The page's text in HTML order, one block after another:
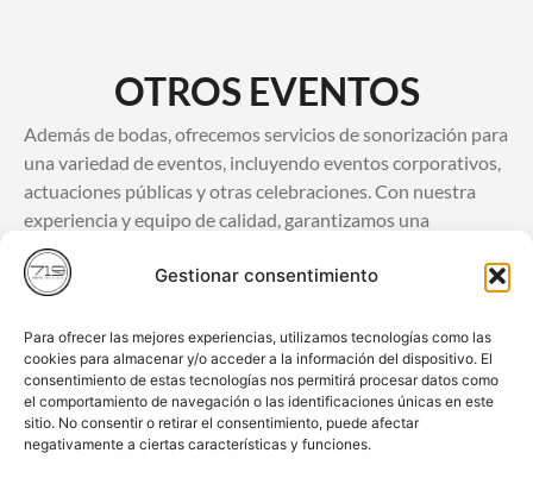
Gestionar consentimiento
Para ofrecer las mejores experiencias, utilizamos tecnologías como las
cookies para almacenar y/o acceder a la información del dispositivo. El
consentimiento de estas tecnologías nos permitirá procesar datos como
el comportamiento de navegación o las identificaciones únicas en este
sitio. No consentir o retirar el consentimiento, puede afectar
negativamente a ciertas características y funciones.
OTROS EVENTOS
Además de bodas, ofrecemos servicios de sonorización para
una variedad de eventos, incluyendo eventos corporativos,
actuaciones públicas y otras celebraciones. Con nuestra
experiencia y equipo de calidad, garantizamos una
experiencia sonora excepcional en cualquier ocasión.